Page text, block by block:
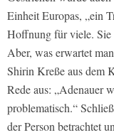
Einheit Europas, „ein
Hoffnung für viele. Sie
Aber, was erwartet
Shirin Kreße aus dem
Rede aus: „Adenauer
problematisch.“
der Person betrachtet